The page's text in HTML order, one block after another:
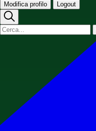
Modifica profilo Logout